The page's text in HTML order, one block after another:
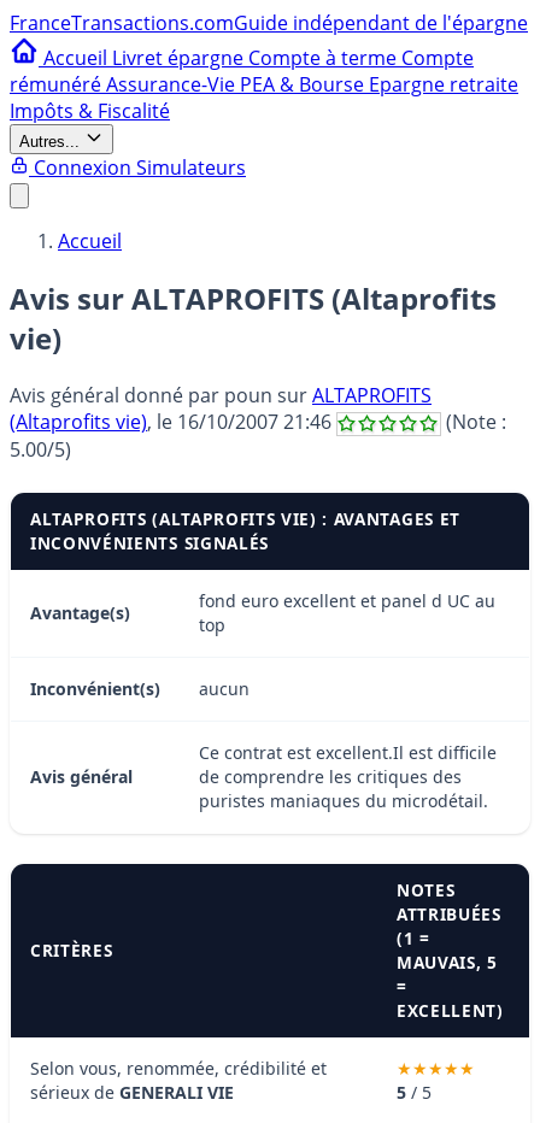
FranceTransactions.comGuide indépendant de l'épargne
Accueil Livret épargne Compte à terme Compte
rémunéréAssurance-Vie PEA & Bourse Epargne retraite
Impôts & Fiscalité
Autres...
Connexion Simulateurs
Accueil
Avis sur ALTAPROFITS (Altaprofits
vie)
Avis général donné par poun surALTAPROFITS
(Altaprofits vie), le 16/10/2007 21:46
(Note :
5.00/5)
ALTAPROFITS (ALTAPROFITS VIE) : AVANTAGES ET
INCONVÉNIENTS SIGNALÉS
Avantage(s)
fond euro excellent et panel d UC au
top
Inconvénient(s) aucun
Avis général
Ce contrat est excellent.Il est difficile
de comprendre les critiques des
puristes maniaques du microdétail.
CRITÈRES
NOTES
ATTRIBUÉES
(1 =
MAUVAIS, 5
=
EXCELLENT)
Selon vous, renommée, crédibilité et
sérieux de GENERALI VIE 5 / 5